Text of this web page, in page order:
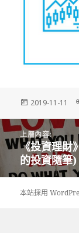
發
日
期:
2019-11-11
文
章
上層內容:
《投資理財
的投資隨筆)
本站採用